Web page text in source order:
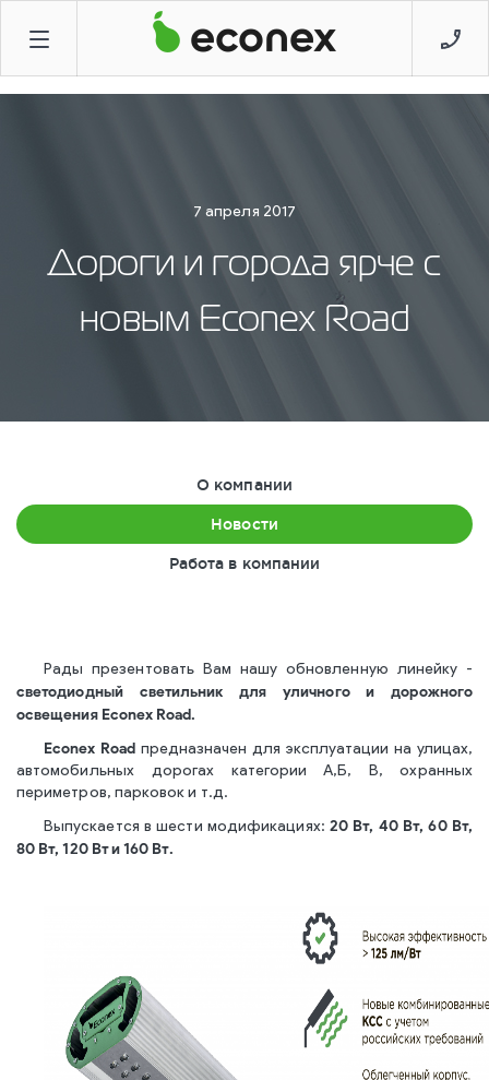
7 апреля 2017
Дороги и города ярче с
новым Econex Road
О компании
Новости
Работа в компании
Рады презентовать Вам нашу обновленную линейку -
светодиодный светильник для уличного и дорожного
освещения Econex Road.
Econex Road предназначен для эксплуатации на улицах,
автомобильных дорогах категории А,Б, В, охранных
периметров, парковок и т.д.
Выпускается в шести модификациях: 20 Вт, 40 Вт, 60 Вт,
80 Вт, 120 Вт и 160 Вт.